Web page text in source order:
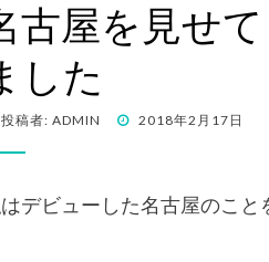
古屋を見せ
した
投稿者: ADMIN
投 2018年2月17日
デビューした名古屋のこと